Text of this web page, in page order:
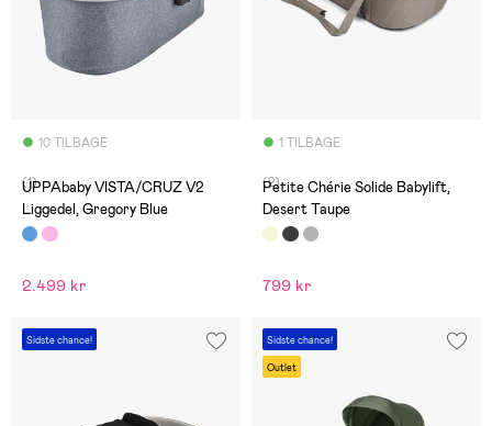
10 TILBAGE
(1)
UPPAbaby VISTA/CRUZ V2
Liggedel, Gregory Blue
2.499 kr
1 TILBAGE
(2)
Petite Chérie Solide Babylift,
Desert Taupe
799 kr
Sidste chance! Sidste chance!
Outlet